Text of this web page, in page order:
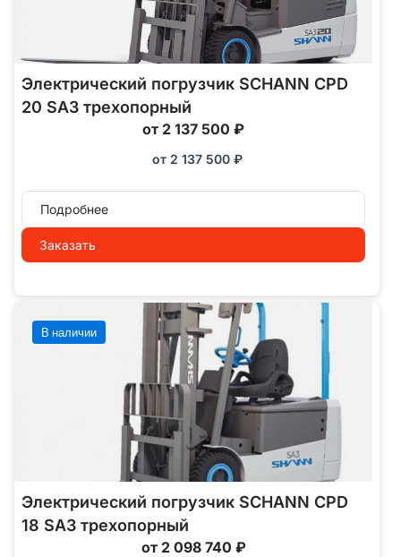
Электрический погрузчик SCHANN CPD
20 SA3 трехопорный
от 2 137 500 ₽
от 2 137 500 ₽
Подробнее
Заказать
В наличии
Электрический погрузчик SCHANN CPD
18 SA3 трехопорный
от 2 098 740 ₽